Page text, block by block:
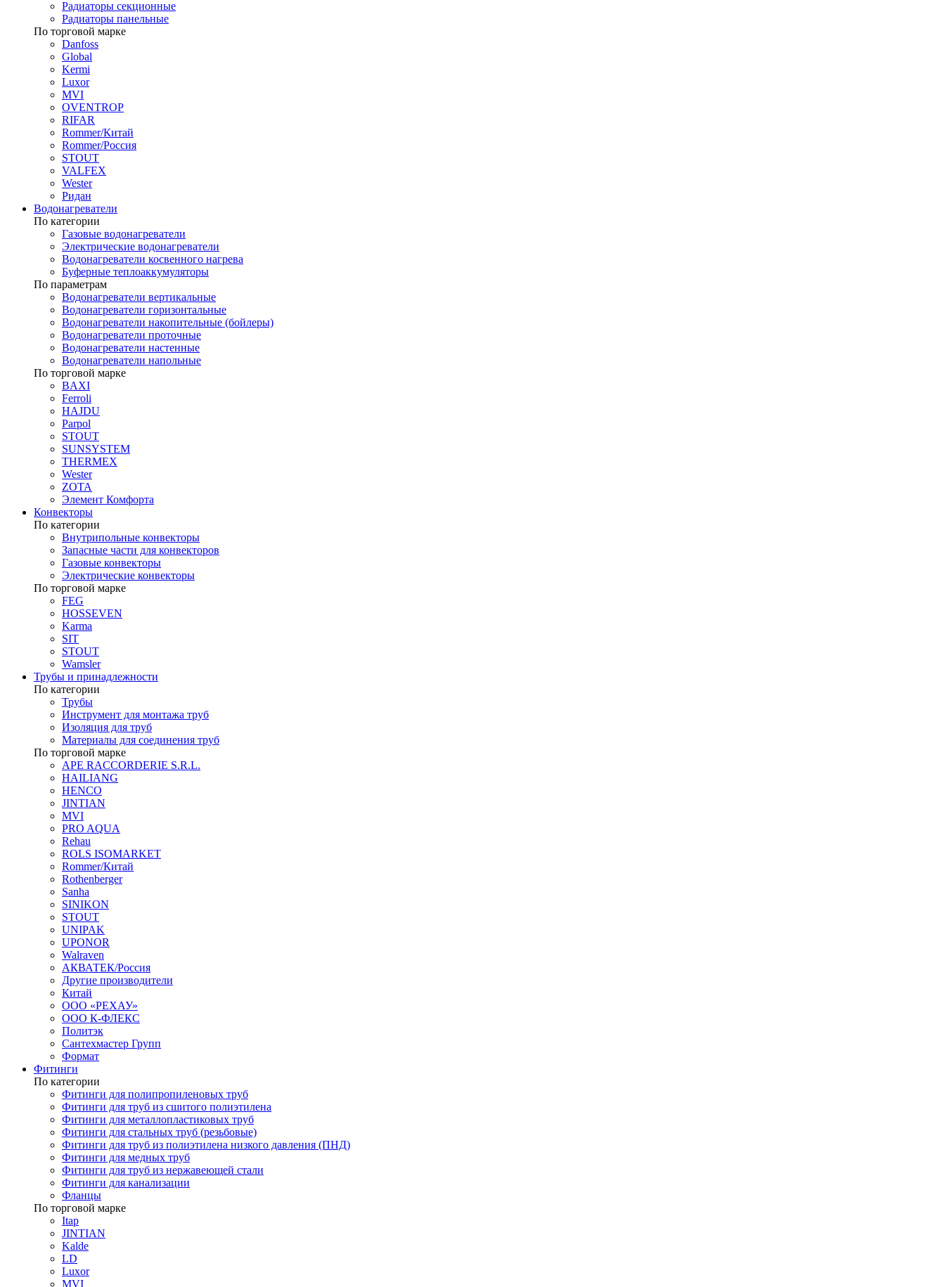
Радиаторы секционные
Радиаторы панельные
По торговой марке
Danfoss
Global
Kermi
Luxor
MVI
OVENTROP
RIFAR​
Rommer/Китай
Rommer/Россия
STOUT
VALFEX
Wester
Ридан
Водонагреватели
По категории
Газовые водонагреватели
Электрические водонагреватели
Водонагреватели косвенного нагрева
Буферные теплоаккумуляторы
По параметрам
Водонагреватели вертикальные
Водонагреватели горизонтальные
Водонагреватели накопительные (бойлеры)
Водонагреватели проточные
Водонагреватели настенные
Водонагреватели напольные
По торговой марке
BAXI
Ferroli
HAJDU
Parpol
STOUT
SUNSYSTEM
THERMEX
Wester
ZOTA
Элемент Комфорта
Конвекторы
По категории
Внутрипольные конвекторы
Запасные части для конвекторов
Газовые конвекторы
Электрические конвекторы
По торговой марке
FEG
HOSSEVEN
Karma
SIT
STOUT
Wamsler
Трубы и принадлежности
По категории
Трубы
Инструмент для монтажа труб
Изоляция для труб
Материалы для соединения труб
По торговой марке
APE RACCORDERIE S.R.L.
HAILIANG
HENCO
JINTIAN
MVI
PRO AQUA
Rehau
ROLS ISOMARKET
Rommer/Китай
Rothenberger
Sanha
SINIKON
STOUT
UNIPAK
UPONOR
Walraven
АКВАТЕК/Россия
Другие производители
Китай
ООО «РЕХАУ»
ООО К-ФЛЕКС
Политэк
Сантехмастер Групп
Формат
Фитинги
По категории
Фитинги для полипропиленовых труб
Фитинги для труб из сшитого полиэтилена
Фитинги для металлопластиковых труб
Фитинги для стальных труб (резьбовые)
Фитинги для труб из полиэтилена низкого давления (ПНД)
Фитинги для медных труб
Фитинги для труб из нержавеющей стали
Фитинги для канализации
Фланцы
По торговой марке
Itap
JINTIAN
Kalde
LD
Luxor
MVI